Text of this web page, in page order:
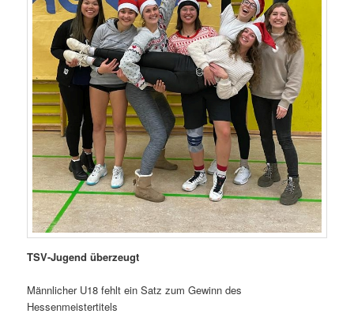
TSV-Jugendüberzeugt
Männlicher U18 fehlt ein Satz zum Gewinn des
Hessenmeistertitels